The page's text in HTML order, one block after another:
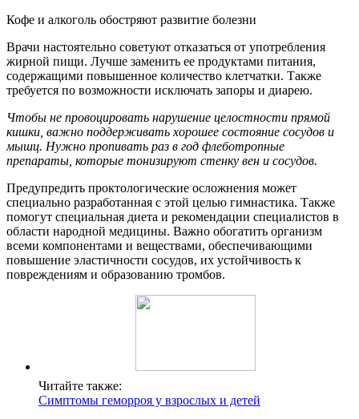
Кофе и алкоголь обостряют развитие болезни
Врачи настоятельно советуют отказаться от употребления
жирной пищи. Лучше заменить ее продуктами питания,
содержащими повышенное количество клетчатки. Также
требуется по возможности исключать запоры и диарею.
Чтобы не провоцировать нарушение целостности прямой
кишки, важно поддерживать хорошее состояние сосудов и
мышц. Нужно пропивать раз в год флеботропные
препараты, которые тонизируют стенку вен и сосудов.
Предупредить проктологические осложнения может
специально разработанная с этой целью гимнастика. Также
помогут специальная диета и рекомендации специалистов в
области народной медицины. Важно обогатить организм
всеми компонентами и веществами, обеспечивающими
повышение эластичности сосудов, их устойчивость к
повреждениям и образованию тромбов.
Читайте также:
Симптомы геморроя у взрослых и детей